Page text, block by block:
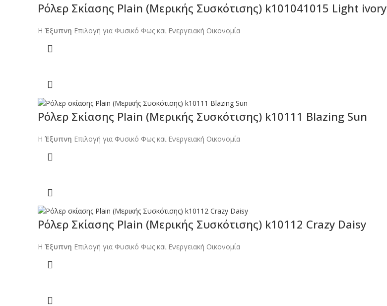
Ρόλερ Σκίασης Plain (Μερικής Συσκότισης) k101041015 Light ivory
Η Έξυπνη Επιλογή για Φυσικό Φως και Ενεργειακή Οικονομία
Ρόλερ Σκίασης Plain (Μερικής Συσκότισης) k10111 Blazing Sun
Η Έξυπνη Επιλογή για Φυσικό Φως και Ενεργειακή Οικονομία
Ρόλερ Σκίασης Plain (Μερικής Συσκότισης) k10112 Crazy Daisy
Η Έξυπνη Επιλογή για Φυσικό Φως και Ενεργειακή Οικονομία